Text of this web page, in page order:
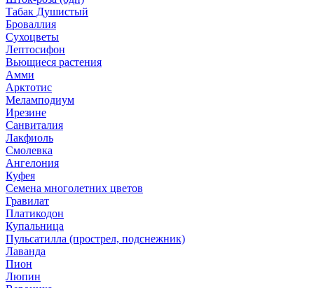
Табак Душистый
Броваллия
Сухоцветы
Лептосифон
Вьющиеся растения
Амми
Арктотис
Меламподиум
Ирезине
Санвиталия
Лакфиоль
Смолевка
Ангелония
Куфея
Семена многолетних цветов
Гравилат
Платикодон
Купальница
Пульсатилла (прострел, подснежник)
Лаванда
Пион
Люпин